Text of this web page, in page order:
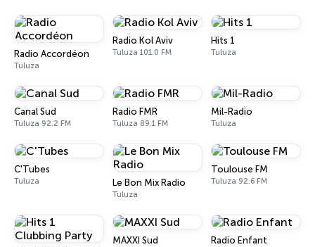
Radio Accordéon
Tuluza
Radio Kol Aviv
Tuluza 101.0 FM
Hits 1
Tuluza
Canal Sud
Tuluza 92.2 FM
Radio FMR
Tuluza 89.1 FM
Mil-Radio
Tuluza
C'Tubes
Tuluza Le Bon Mix Radio
Tuluza
Toulouse FM
Tuluza 92.6 FM
MAXXI Sud Radio Enfant